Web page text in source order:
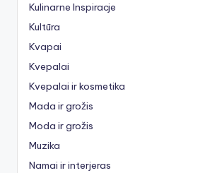
Kulinarne Inspiracje
Kultūra
Kvapai
Kvepalai
Kvepalai ir kosmetika
Mada ir grožis
Moda ir grožis
Muzika
Namai ir interjeras